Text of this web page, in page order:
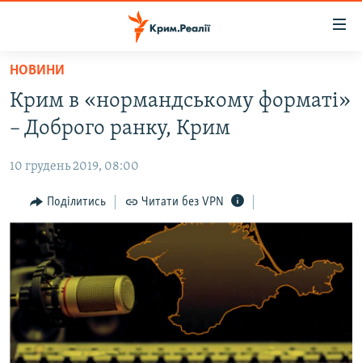
Перейти
основного
матеріалу
до
навігації
Перейти
пошуку
ВОДА.КРИМ
ВІДЕО ТА ФОТО
ПОЛІТИКА
БЛОГИ
ПОГЛЯД
ІНТЕРВ'Ю
ВСЕ ЗА ДЕНЬ
СПЕЦПРОЕКТИ
ДЕПОРТАЦІЯ
ЯК ОБІЙТИ БЛОКУВАННЯ
НОВИНИ
Крим в «нормандському форматі»
– Доброго ранку, Крим
10 грудень 2019, 08:00
Поділитись Читати без VPN